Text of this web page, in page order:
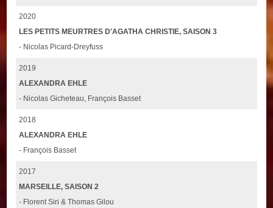
2020
LES PETITS MEURTRES D'AGATHA CHRISTIE, SAISON 3
- Nicolas Picard-Dreyfuss
2019
ALEXANDRA EHLE
- Nicolas Gicheteau, François Basset
2018
ALEXANDRA EHLE
- François Basset
2017
MARSEILLE, SAISON 2
- Florent Siri & Thomas Gilou